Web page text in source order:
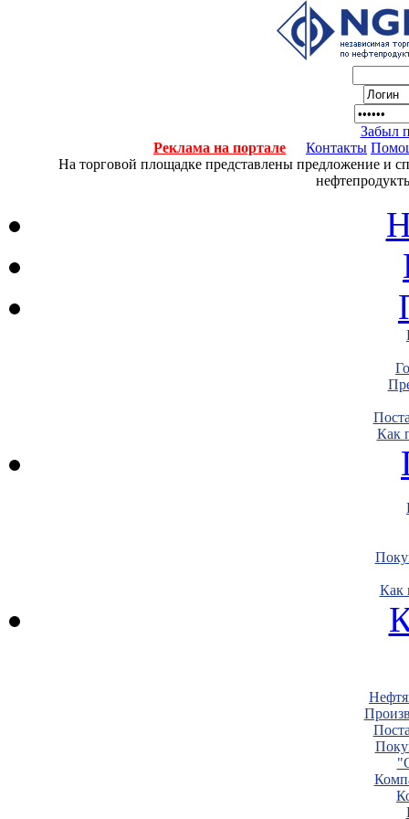
Забыл
Реклама на портале
Контакты
На торговой площадке представлены предложение и
Как
Как